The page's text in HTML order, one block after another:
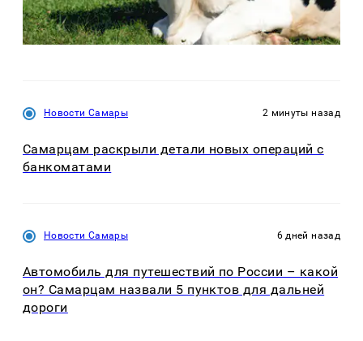
Новости Самары 2 минуты назад
Самарцам раскрыли детали новых операций с
банкоматами
Новости Самары 6 дней назад
Автомобиль для путешествий по России – какой
он? Самарцам назвали 5 пунктов для дальней
дороги